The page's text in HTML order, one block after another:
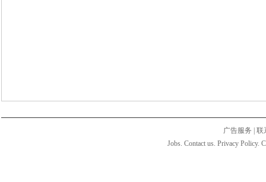
广告服务
联
Jobs. Contact us. Privacy Policy.